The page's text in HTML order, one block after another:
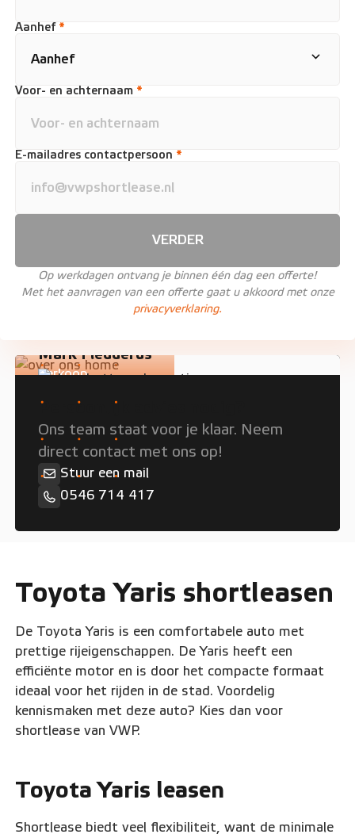
Aanhef *
Voor- en achternaam *
E-mailadres contactpersoon *
VERDER
Op werkdagen ontvang je binnen één dag een offerte!
Met het aanvragen van een offerte gaat u akkoord met onze
privacyverklaring.
Mark Fledderus
Verkoop
Persoonlijk advies nodig?
Ons team staat voor je klaar. Neem
direct contact met ons op!
Stuur een mail
0546 714 417
Toyota Yaris shortleasen
De Toyota Yaris is een comfortabele auto met
prettige rijeigenschappen. De Yaris heeft een
efficiënte motor en is door het compacte formaat
ideaal voor het rijden in de stad. Voordelig
kennismaken met deze auto? Kies dan voor
shortlease van VWP.
Toyota Yaris leasen
Shortlease biedt veel flexibiliteit, want de minimale